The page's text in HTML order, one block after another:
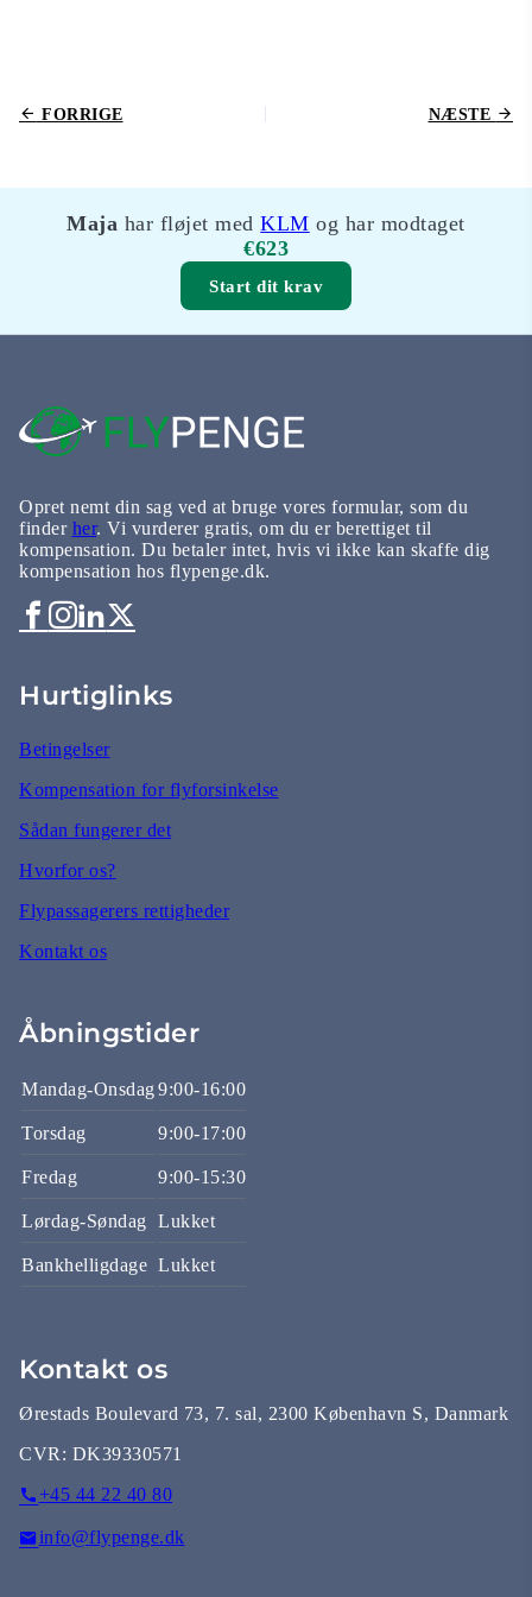
FORRIGE NÆSTE
Maja har fløjet medKLM og har modtaget
€623
Start dit krav
Opret nemt din sag ved at bruge vores formular, som du
finder her. Vi vurderer gratis, om du er berettiget til
kompensation. Du betaler intet, hvis vi ikke kan skaffe dig
kompensation hos flypenge.dk.
Hurtiglinks
Betingelser
Kompensation for flyforsinkelse
Sådan fungerer det
Hvorfor os?
Flypassagerers rettigheder
Kontakt os
Åbningstider
Mandag-Onsdag9:00-16:00
Torsdag 9:00-17:00
Fredag 9:00-15:30
Lørdag-Søndag Lukket
Bankhelligdage Lukket
Kontakt os
Ørestads Boulevard 73, 7. sal, 2300 København S, Danmark
CVR: DK39330571
+45 44 22 40 80
info@flypenge.dk